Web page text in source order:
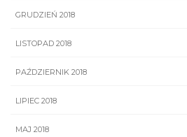
GRUDZIEŃ 2018
LISTOPAD 2018
PAŹDZIERNIK 2018
LIPIEC 2018
MAJ 2018